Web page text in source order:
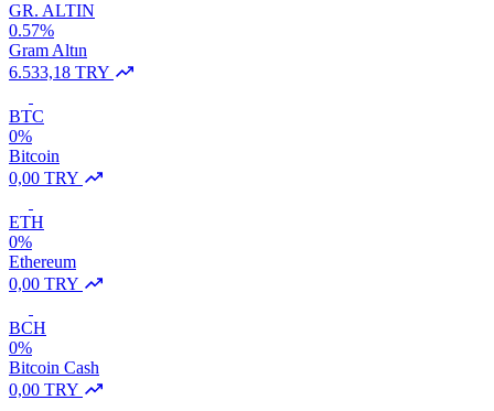
GR. ALTIN
0.57%
Gram Altın
6.533,18 TRY
BTC
0%
Bitcoin
0,00 TRY
ETH
0%
Ethereum
0,00 TRY
BCH
0%
Bitcoin Cash
0,00 TRY